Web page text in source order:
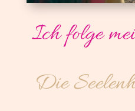
Ich folge
Die